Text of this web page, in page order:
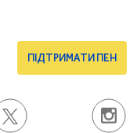
ПІДТРИМАТИ ПЕН